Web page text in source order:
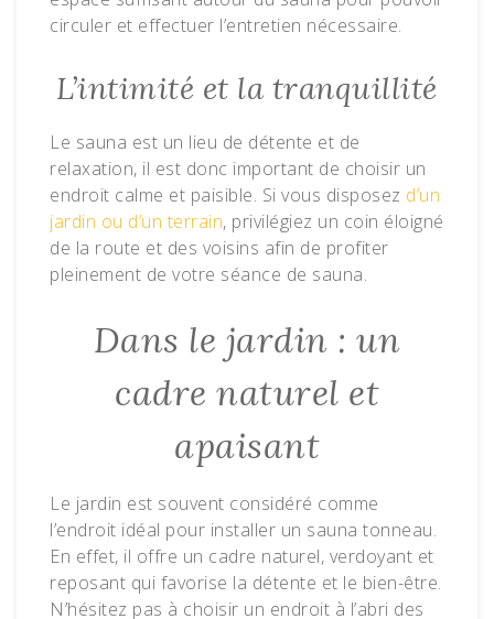
circuler et effectuer l’entretien nécessaire.
L’intimité et la tranquillité
Le sauna est un lieu de détente et de
relaxation, il est donc important de choisir un
endroit calme et paisible. Si vous disposez d’un
jardin ou d’un terrain, privilégiez un coin éloigné
de la route et des voisins afin de profiter
pleinement de votre séance de sauna.
Dans le jardin : un
cadre naturel et
apaisant
Le jardin est souvent considéré comme
l’endroit idéal pour installer un sauna tonneau.
En effet, il offre un cadre naturel, verdoyant et
reposant qui favorise la détente et le bien-être.
N’hésitez pas à choisir un endroit à l’abri des